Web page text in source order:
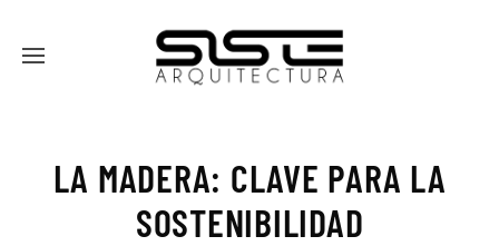
LA MADERA: CLAVE PARA LA
SOSTENIBILIDAD